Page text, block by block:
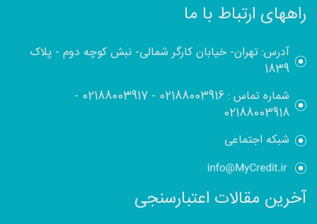
راههای ارتباط با ما
آدرس: تهران- خیابان کارگر شمالی- نبش کوچه دوم - پلاک
1839
شماره تماس :02188003916
-
02188003917
-
02188003918
شبکه اجتماعی
آخرین مقالات اعتبارسنجی